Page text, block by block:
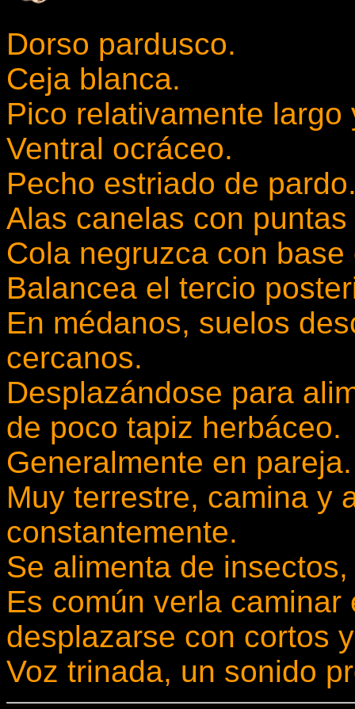
Dorso pardusco.
Ceja blanca.
Pico relativamente
Ventral ocráceo.
Pecho estriado de
Alas canelas con
Cola negruzca con base
Balancea el tercio
En médanos, suelos
cercanos.
Desplazándose para
de poco tapiz herbáceo.
Generalmente en pareja.
Muy terrestre, camina y
constantemente.
Se alimenta de
Es común verla
desplazarse con cortos
Voz trinada, un sonido